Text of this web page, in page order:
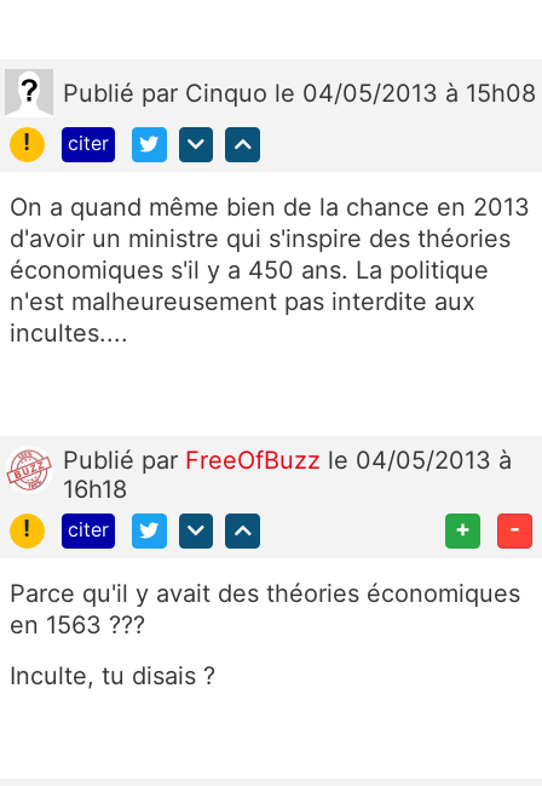
Publié par Cinquo le 04/05/2013 à 15h08
!
citer
On a quand même bien de la chance en 2013
d'avoir un ministre qui s'inspire des théories
économiques s'il y a 450 ans. La politique
n'est malheureusement pas interdite aux
incultes....
Publié par FreeOfBuzz le 04/05/2013 à
16h18
!
citer + -
Parce qu'il y avait des théories économiques
en 1563 ???
Inculte, tu disais ?